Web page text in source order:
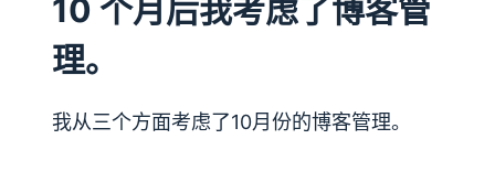
10 个月后我考虑了博客管
理。
我从三个方面考虑了10月份的博客管理。